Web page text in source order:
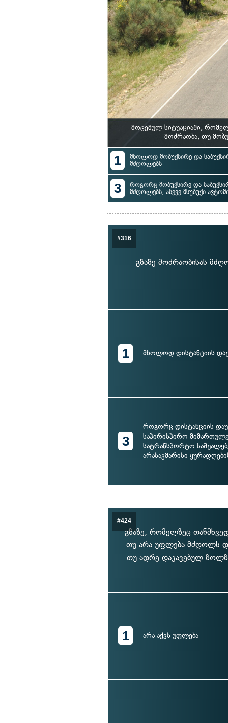
მოცემულ სიტუაციაში,
მოძრაობა, თუ
1
მხოლოდ მობუქსირე და
მძღოლებს
3
როგორც მობუქსირე და
მძღოლებს, ასევე მსუბუქი
#316
გზაზე მოძრაობისას
1 მხოლოდ დისტანციის
3
როგორც დისტანციის
საპირისპირო
სატრანსპორტო
არასაკმარისი
#424
გზაზე, რომელზეც
თუ არა უფლება მძღოლს
თუ ადრე დაკავებულ
1 არა აქვს უფლება